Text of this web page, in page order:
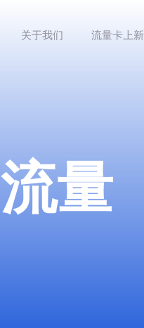
关于我们 流量卡上新
量